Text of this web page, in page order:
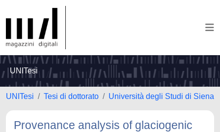
UNITesi
UNITesi Tesi di dottorato Università degli Studi di Siena
Provenance analysis of glaciogenic